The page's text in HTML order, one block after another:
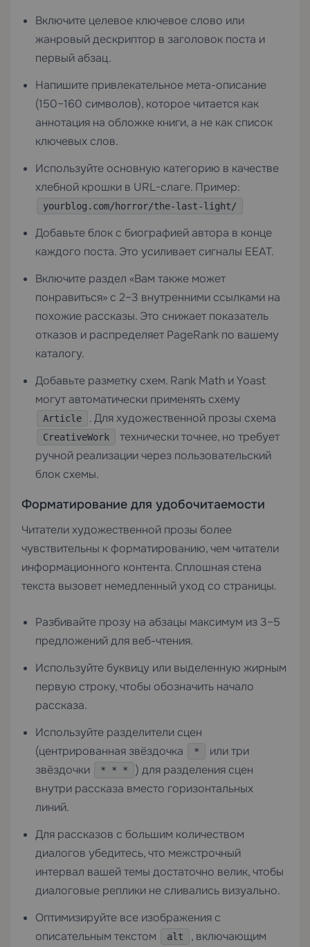
Включите целевое ключевое слово или
жанровый дескриптор в заголовок поста и
первый абзац.
Напишите привлекательное мета-описание
(150–160 символов), которое читается как
аннотация на обложке книги, а не как список
ключевых слов.
Используйте основную категорию в качестве
хлебной крошки в URL-слаге. Пример:
yourblog.com/horror/the-last-light/
Добавьте блок с биографией автора в конце
каждого поста. Это усиливает сигналы EEAT.
Включите раздел «Вам также может
понравиться» с 2–3 внутренними ссылками на
похожие рассказы. Это снижает показатель
отказов и распределяет PageRank по вашему
каталогу.
Добавьте разметку схем. Rank Math и Yoast
могут автоматически применять схему
Article . Для художественной прозы схема
CreativeWork
технически точнее, но требует
ручной реализации через пользовательский
блок схемы.
Форматирование для удобочитаемости
Читатели художественной прозы более
чувствительны к форматированию, чем читатели
информационного контента. Сплошная стена
текста вызовет немедленный уход со страницы.
Разбивайте прозу на абзацы максимум из 3–5
предложений для веб-чтения.
Используйте буквицу или выделенную жирным
первую строку, чтобы обозначить начало
рассказа.
Используйте разделители сцен
(центрированная звёздочка
*
или три
звёздочки
* * *
) для разделения сцен
внутри рассказа вместо горизонтальных
линий.
Для рассказов с большим количеством
диалогов убедитесь, что межстрочный
интервал вашей темы достаточно велик, чтобы
диалоговые реплики не сливались визуально.
Оптимизируйте все изображения с
описательным текстом
alt
, включающим